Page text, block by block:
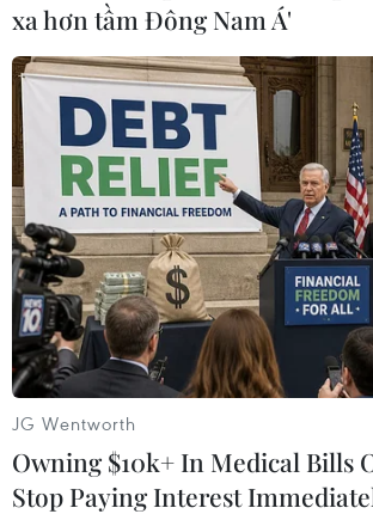
nghị thượng đỉnh sẽ gây ra gián
và lối vào đảo Miyajima, nơi các
dự kiến sẽ đến thăm.
Hội nghị thượng đỉnh G7, ngoài
nguyên thủ 7 nước Nhật Bản, Mỹ,
Pháp, Đức, Italy, còn có đại diện
châu Âu, Tổng thống Brazil Luiz
Silva và Thủ tướng Ấn Độ
Thủ tướng Chính phủ Phạm Minh
tham gia hội nghị với tư cách
xa hơn tầm Đông Nam Á'
JG Wentworth
Owning $10k+ In Medical Bills
Stop Paying Interest